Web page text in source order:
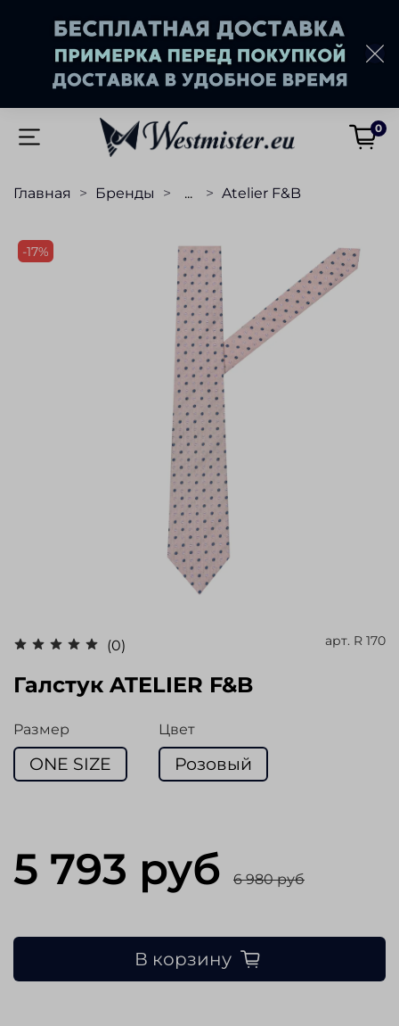
0
Главная Бренды ... Atelier F&B
-17%
(0) арт. R 170
Галстук ATELIER F&B
Размер
ONE SIZE
Цвет
Розовый
5 793 руб 6 980 руб
В корзину